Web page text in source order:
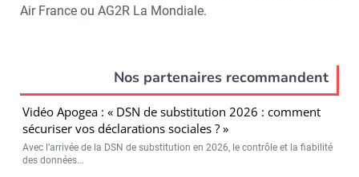
Air France ou AG2R La Mondiale.
Nos partenaires recommandent
Vidéo Apogea : « DSN de substitution 2026 : comment
sécuriser vos déclarations sociales ? »
Avec l’arrivée de la DSN de substitution en 2026, le contrôle et la fiabilité
des données...